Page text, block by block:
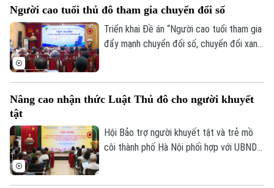
Chuyên mục
Thời sự
Hà Nội
Chính trị
Xã hội
Hà Nội
Nhịp sống Hà Nội
Thế giới
Người cao tuổi thủ đô tham gia chuyển đổi số
Triển khai Đề án “Người cao tuổi tham gia
đẩy mạnh chuyển đổi số, chuyển đổi xanh,
hội viên người cao tuổi trên địa bàn một
Nâng cao nhận thức Luật Thủ đô cho người khuyết
tật
Hội Bảo trợ người khuyết tật và trẻ mồ
côi thành phố Hà Nội phối hợp với UBND